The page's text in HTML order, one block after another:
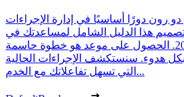
رون دورًا أساسيًا في إدارة الإجراءات
تصميم هذا الدليل الشامل لمساعدتك في
إجراءاتك في عام 2027. الحصول على موعد هو خطوة حاسمة
هدوء. سنستكشف الإجراءات الحالية
التي تسهل تفاعلاتك مع الخدم...